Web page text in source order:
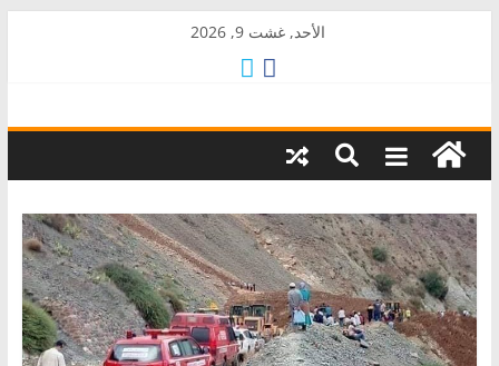
الأحد, غشت 9, 2026
AkalPress
منبر
المغرب